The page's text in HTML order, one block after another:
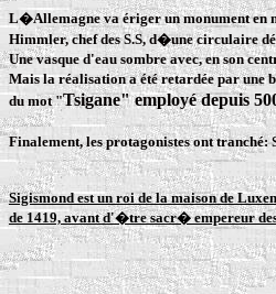
L�Allemagne va ériger un monument en
Himmler, chef des S.S, d�une circulaire
Une vasque d'eau sombre avec, en son
Mais la réalisation a été retardée par une
du mot "Tsigane" employé depuis
Finalement, les protagonistes ont
Sigismond est un roi de la maison de
de 1419, avant d'�tre sacr� empereur